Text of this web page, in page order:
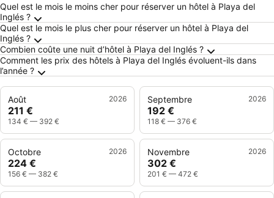
Questions fréquemment posées au sujet de
Quel est le mois le moins cher pour réserver un hôtel à Playa del
Inglés ?
Quel est le mois le plus cher pour réserver un hôtel à Playa del
Inglés ?
Combien coûte une nuit d’hôtel à Playa del Inglés ?
Comment les prix des hôtels à Playa del Inglés évoluent-ils dans
l’année ?
Août 2026
211 €
134 € — 392 €
Septembre 2026
192 €
118 € — 376 €
Octobre 2026
224 €
156 € — 382 €
Novembre 2026
302 €
201 € — 472 €